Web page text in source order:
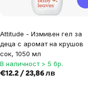
Attitude - Измивен гел за
деца с аромат на крушов
сок, 1050 мл
В наличност > 5 бр.
€12.2 / 23,86 лв